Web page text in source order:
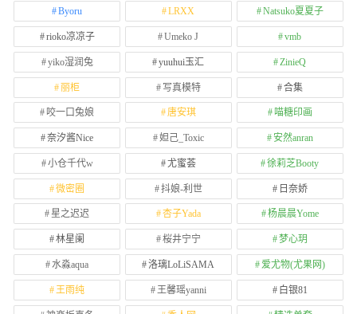
Byoru LRXX Natsuko夏夏子
rioko凉凉子 Umeko J vmb
yiko湿润兔 yuuhui玉汇 ZinieQ
丽柜 写真模特 合集
咬一口兔娘 唐安琪 喵糖印画
奈汐酱Nice 妲己_Toxic 安然anran
小仓千代w 尤蜜荟 徐莉芝Booty
微密圈 抖娘-利世 日奈娇
星之迟迟 杏子Yada 杨晨晨Yome
林星阑 桜井宁宁 梦心玥
水淼aqua 洛璃LoLiSAMA 爱尤物(尤果网)
王雨纯 王馨瑶yanni 白银81